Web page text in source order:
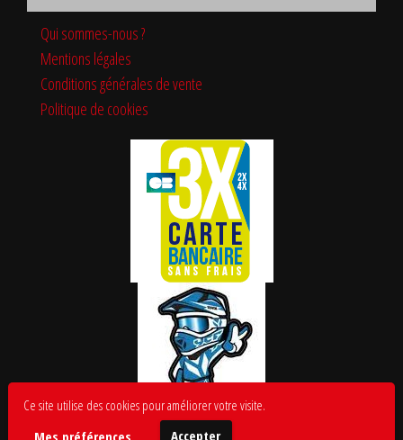
Ce site utilise des cookies pour améliorer votre visite.
Mes préférences
Accepter
Qui sommes-nous ?
Mentions légales
Conditions générales de vente
Politique de cookies